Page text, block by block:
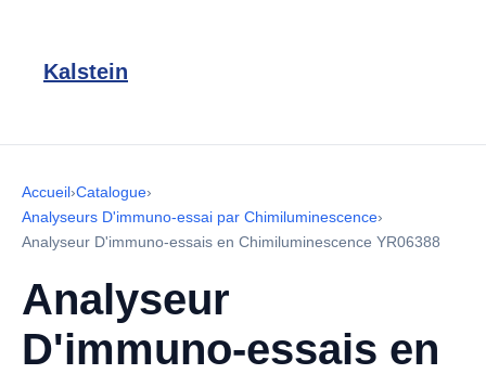
Kalstein
Accueil›Catalogue›
Analyseurs D'immuno-essai par Chimiluminescence›
Analyseur D'immuno-essais en Chimiluminescence YR06388
Analyseur
D'immuno-essais en